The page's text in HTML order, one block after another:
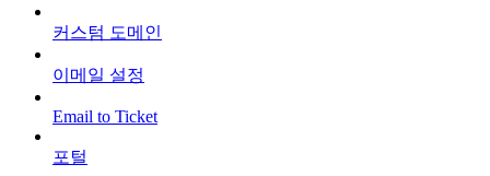
커스텀 도메인
이메일 설정
Email to Ticket
포털